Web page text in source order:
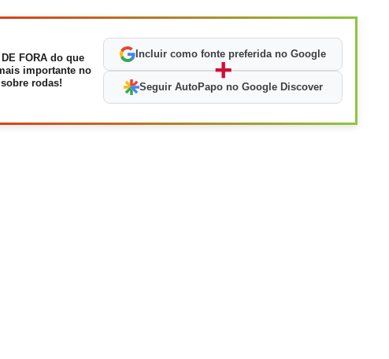
DE FORA do que
importante no
rodas!
Incluir como fonte preferida no Google
+
Seguir AutoPapo no Google Discover